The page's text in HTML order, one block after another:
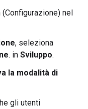
(Configurazione) nel
, seleziona
. in Sviluppo.
la modalità di
gli utenti